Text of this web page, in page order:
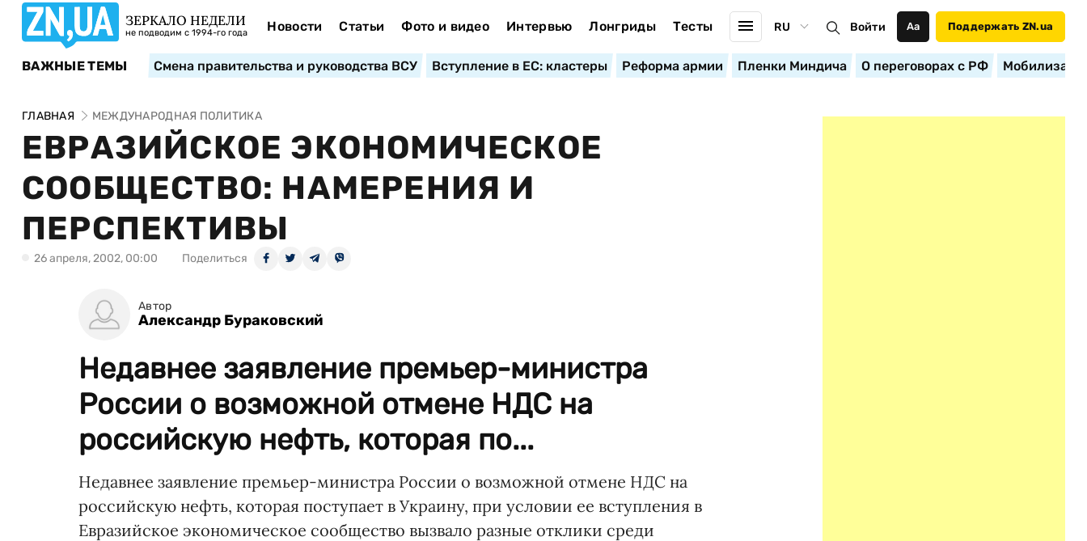
ЗЕРКАЛО НЕДЕЛИ
не подводим с 1994-го года Новости Статьи Фото и видео Интервью Лонгриды Тесты RU Войти Аа Поддержать ZN.ua
ВАЖНЫЕ ТЕМЫ Смена правительства и руководства ВСУ Вступление в ЕС: кластеры Реформа армии Пленки Миндича О переговорах с РФ
ГЛАВНАЯ МЕЖДУНАРОДНАЯ ПОЛИТИКА
ЕВРАЗИЙСКОЕ ЭКОНОМИЧЕСКОЕ
СООБЩЕСТВО: НАМЕРЕНИЯ И
ПЕРСПЕКТИВЫ
26 апреля, 2002, 00:00 Поделиться
Автор
Александр Бураковский
Недавнее заявление премьер-министра
России о возможной отмене НДС на
российскую нефть, которая по...
Недавнее заявление премьер-министра России о возможной отмене НДС на
российскую нефть, которая поступает в Украину, при условии ее вступления в
Евразийское экономическое сообщество вызвало разные отклики среди